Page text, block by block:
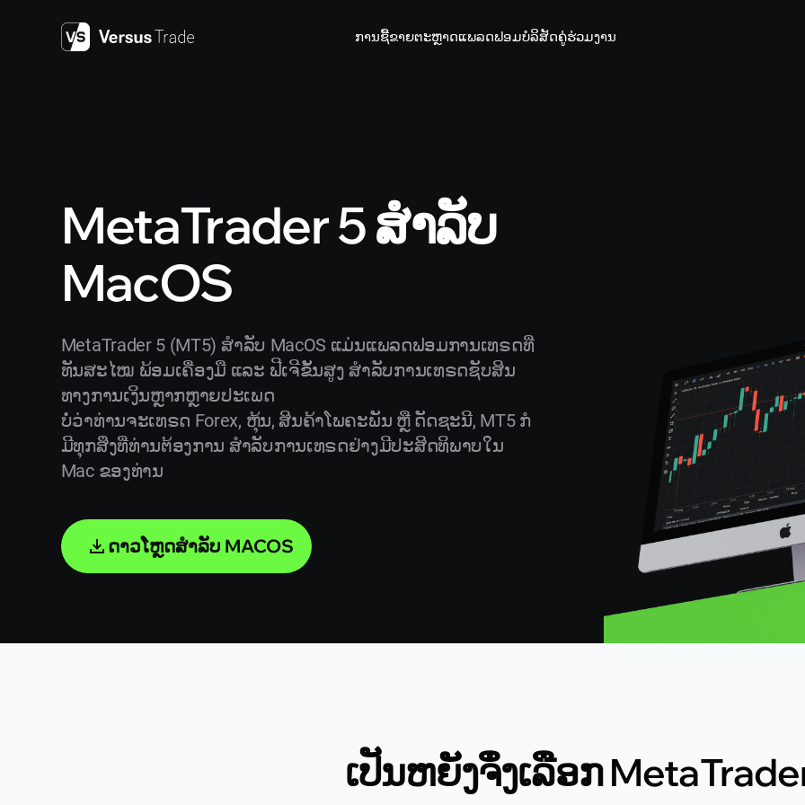
ການຊື້ຂາຍຕະຫຼາດແພລດຟອມບໍລິສັດຄູ່ຮ່ວມງານ
MetaTrader 5 ສຳລັບ
MacOS
MetaTrader 5 (MT5) ສຳລັບ MacOS ແມ່ນແພລດຟອມການເທຣດທີ່
ທັນສະໄໝ ພ້ອມເຄື່ອງມື ແລະ ຟີເຈີຂັ້ນສູງ ສຳລັບການເທຣດຊັບສິນ
ທາງການເງິນຫຼາກຫຼາຍປະເພດ
ບໍ່ວ່າທ່ານຈະເທຣດ Forex, ຫຸ້ນ, ສິນຄ້າໂພຄະພັນ ຫຼື ດັດຊະນີ, MT5 ກໍ
ມີທຸກສິ່ງທີ່ທ່ານຕ້ອງການ ສຳລັບການເທຣດຢ່າງມີປະສິດທິພາບໃນ
Mac ຂອງທ່ານ
ດາວໂຫຼດສຳລັບ MACOS
ເປັນຫຍັງຈຶ່ງເລືອກ